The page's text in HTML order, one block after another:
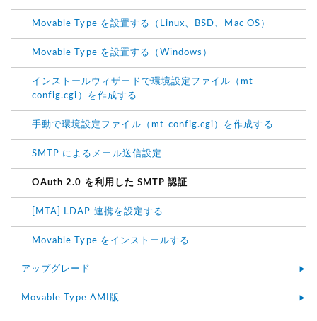
Movable Type を設置する（Linux、BSD、Mac OS）
Movable Type を設置する（Windows）
インストールウィザードで環境設定ファイル（mt-
config.cgi）を作成する
手動で環境設定ファイル（mt-config.cgi）を作成する
SMTP によるメール送信設定
OAuth 2.0 を利用した SMTP 認証
[MTA] LDAP 連携を設定する
Movable Type をインストールする
アップグレード
Movable Type AMI版